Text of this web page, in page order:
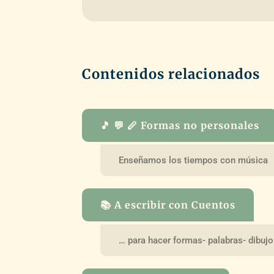
Contenidos relacionados
🎵 💬 🪈 Formas no personales
Enseñamos los tiempos con música
📚 A escribir con Cuentos
… para hacer formas- palabras-